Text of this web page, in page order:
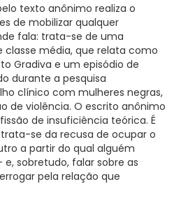
texto anônimo realiza o
de mobilizar qualquer
fala: trata-se de uma
classe média, que relata como
Gradiva e um episódio de
durante a pesquisa
clínico com mulheres negras,
de violência. O escrito anônimo
de insuficiência teórica. É
se da recusa de ocupar o
a partir do qual alguém
sobretudo, falar sobre as
pela relação que